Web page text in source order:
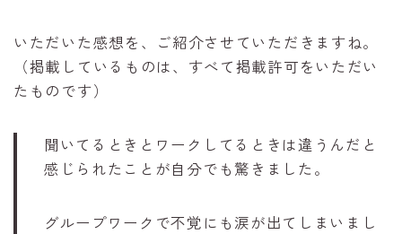
いただいた感想を、ご紹介させていただきますね。
（掲載しているものは、すべて掲載許可をいただい
たものです）
聞いてるときとワークしてるときは違うんだと
感じられたことが自分でも驚きました。
グループワークで不覚にも涙が出てしまいまし